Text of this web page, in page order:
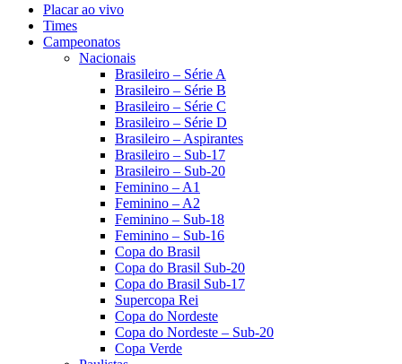
Placar ao vivo
Times
Campeonatos
Nacionais
Brasileiro – Série A
Brasileiro – Série B
Brasileiro – Série C
Brasileiro – Série D
Brasileiro – Aspirantes
Brasileiro – Sub-17
Brasileiro – Sub-20
Feminino – A1
Feminino – A2
Feminino – Sub-18
Feminino – Sub-16
Copa do Brasil
Copa do Brasil Sub-20
Copa do Brasil Sub-17
Supercopa Rei
Copa do Nordeste
Copa do Nordeste – Sub-20
Copa Verde